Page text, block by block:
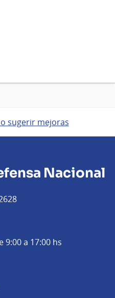
sugerir mejoras
Nacional
9:00 a 17:00 hs